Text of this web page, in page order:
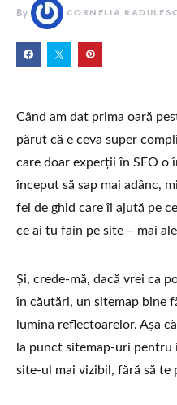
By CORNELIA
Când am dat prima oară
părut că e ceva super
care doar experții în SEO o
început să sap mai adânc,
fel de ghid care îi ajută pe
ce ai tu fain pe site – mai
Și, crede-mă, dacă vrei ca
în căutări, un sitemap bine
lumina reflectoarelor. Așa
la punct sitemap-uri pentru
site-ul mai vizibil, fără să te